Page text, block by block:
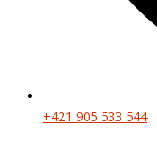
+421 905 533 544